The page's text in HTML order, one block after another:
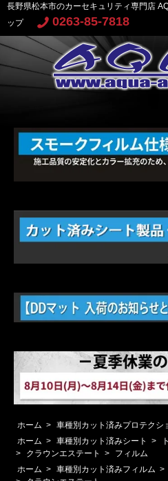
長野県松本市のカーセキュリティ専門店
ップ
0263-85-7818
ホーム > 車種別カット済みプロテクシ
ホーム > 車種別カット済みシート >
>
クラウンエステート >
フィルム
ホーム > 車種別カット済みフィルム >